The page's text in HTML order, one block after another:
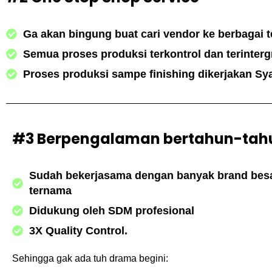
Ga akan bingung buat cari vendor ke berbagai
Semua proses produksi terkontrol dan
Proses produksi sampe finishing dikerjakan
#3 Berpengalaman bertahun-
Sudah bekerjasama dengan banyak brand
ternama
Didukung oleh SDM profesional
3X Quality Control.
Sehingga gak ada tuh drama begini: